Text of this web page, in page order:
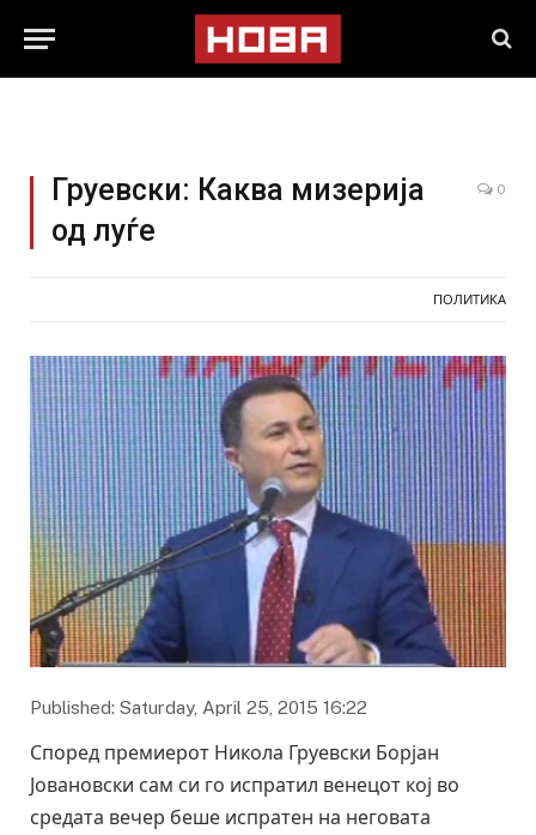
Груевски: Каква мизерија
од луѓе
0
ПОЛИТИКА
Published: Saturday, April 25, 2015 16:22
Според премиерот Никола Груевски Борјан
Јовановски сам си го испратил венецот кој во
средата вечер беше испратен на неговата